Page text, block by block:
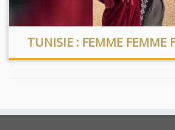
TUNISIE : FEMME FEMME